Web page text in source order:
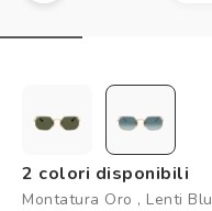
Controllo visivo
Logout
2 colori disponibili
Montatura Oro , Lenti Blu